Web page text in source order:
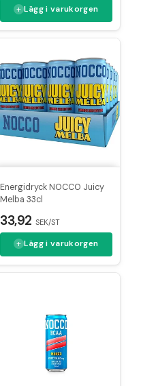
Lägg i varukorgen
Energidryck NOCCO Juicy
Melba 33cl
33,92 SEK/ST
Lägg i varukorgen